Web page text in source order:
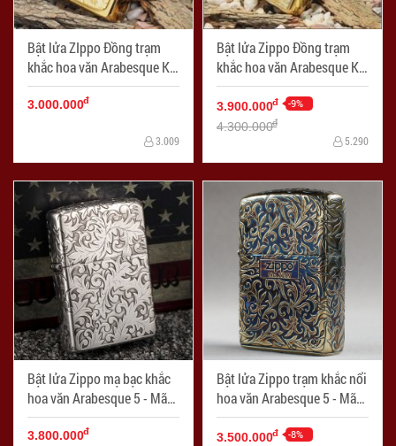
Bật lửa ZIppo Đồng trạm
khắc hoa văn Arabesque K-
10 - Mã SP: ZPC0395
3.000.000đ
3.009
Bật lửa Zippo Đồng trạm
khắc hoa văn Arabesque K-
9 - Mã SP: ZPC0396
3.900.000đ -9%
4.300.000đ
5.290
Bật lửa Zippo mạ bạc khắc
hoa văn Arabesque 5 - Mã
SP: ZPC0397
3.800.000đ
Bật lửa Zippo trạm khắc nổi
hoa văn Arabesque 5 - Mã
SP: ZPC0398
3.500.000đ -8%